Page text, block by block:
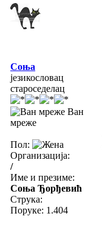
Соња
језикословац
староседелац
Ван
мреже
Пол:
Организација:
/
Име и презиме:
Соња Ђорђевић
Струка:
Поруке: 1.404